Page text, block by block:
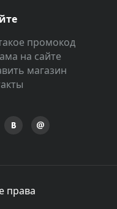
промокод
на сайте
магазин
права